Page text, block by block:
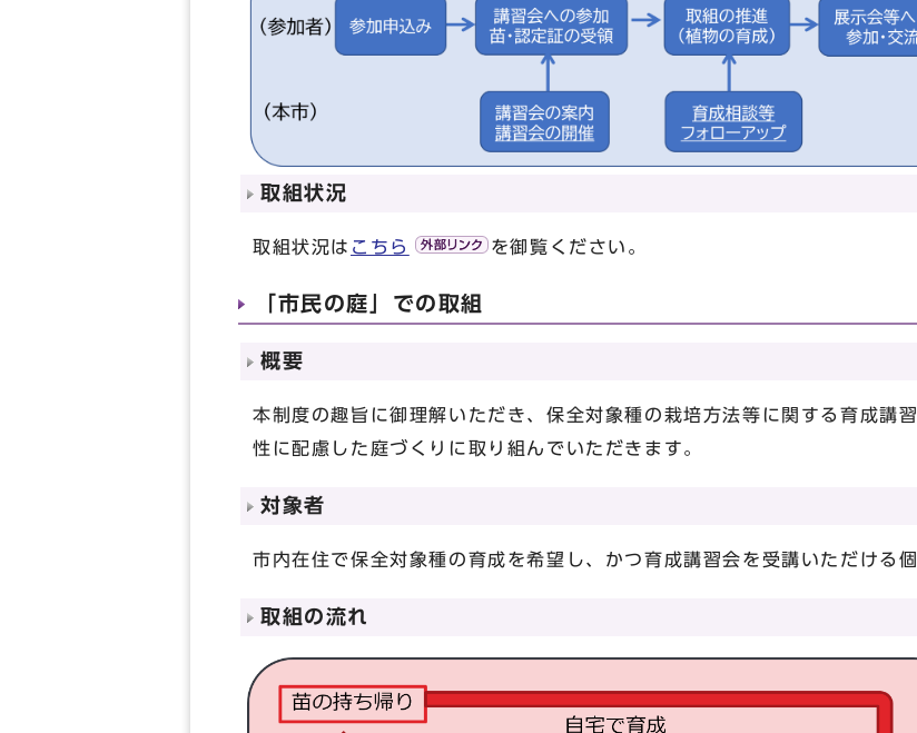
取組状況
取組状況は こちら を御覧ください。
「市民の庭」での取組
概要
本制度の趣旨に御理解いただき、保全対象種の栽培方法等に関する育成講
性に配慮した庭づくりに取り組んでいただきます。
対象者
市内在住で保全対象種の育成を希望し、かつ育成講習会を受講いただける個
取組の流れ